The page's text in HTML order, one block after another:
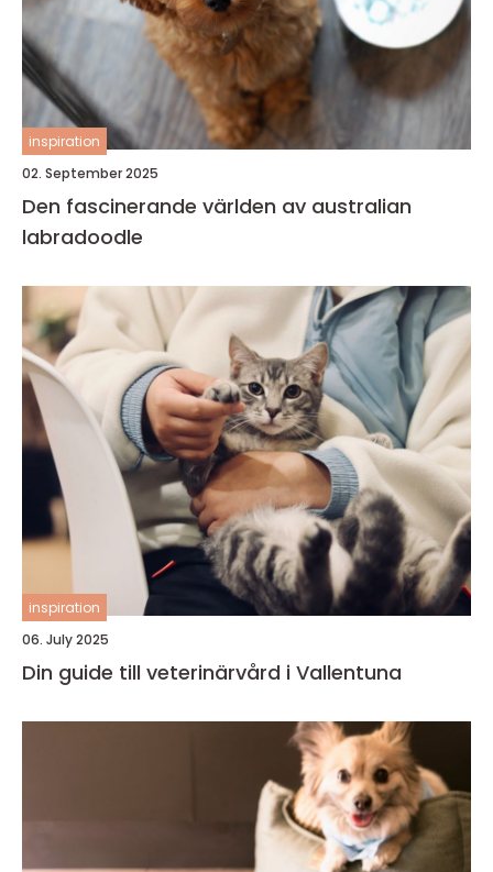
inspiration
02. September 2025
Den fascinerande världen av australian
labradoodle
inspiration
06. July 2025
Din guide till veterinärvård i Vallentuna